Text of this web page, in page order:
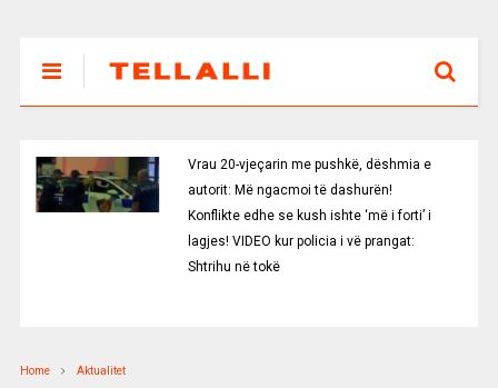
Vrau 20-vjeçarin me pushkë, dëshmia e
autorit: Më ngacmoi të dashurën!
Konflikte edhe se kush ishte ‘më i forti’ i
lagjes! VIDEO kur policia i vë prangat:
Shtrihu në tokë
Home Aktualitet